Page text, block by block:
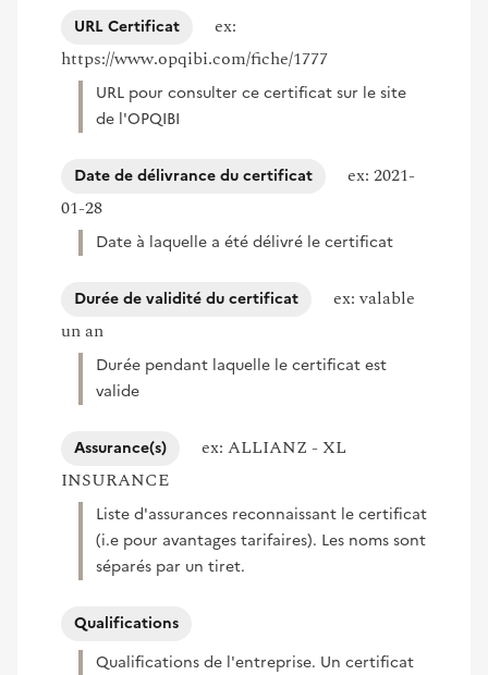
URL Certificat
ex:
https://www.opqibi.com/fiche/1777
URL pour consulter ce certificat sur le site
de l'OPQIBI
Date de délivrance du certificat
ex: 2021-
01-28
Date à laquelle a été délivré le certificat
Durée de validité du certificat
ex: valable
un an
Durée pendant laquelle le certificat est
valide
Assurance(s)
ex: ALLIANZ - XL
INSURANCE
Liste d'assurances reconnaissant le certificat
(i.e pour avantages tarifaires). Les noms sont
séparés par un tiret.
Qualifications
Qualifications de l'entreprise. Un certificat